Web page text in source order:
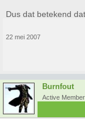
Dus dat betekend
22 mei 2007
Burnfout
Active Member